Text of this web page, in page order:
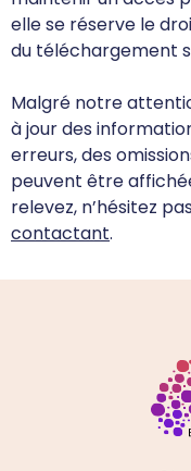
elle se réserve le
du téléchargement
Malgré notre
à jour des
erreurs, des
peuvent être
relevez, n’hésitez
contactant.